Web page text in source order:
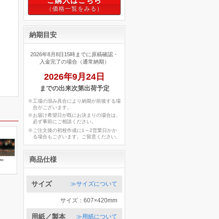
納期目安
2026年8月8日15時までに原稿確認・
入金完了の場合（通常納期）
2026年9月24日
までの出来次第出荷予定
※工場の混み具合により納期が前後する場
合がございます。
※お届け希望日が既にお決まりの場合は、
必ず事前にご相談ください。
※ご注文後の初校作成に1～2営業日かか
る場合もございます。ご留意ください。
商品仕様
サイズ ≫サイズについて
サイズ：607×420mm
用紙／製本 ≫用紙について